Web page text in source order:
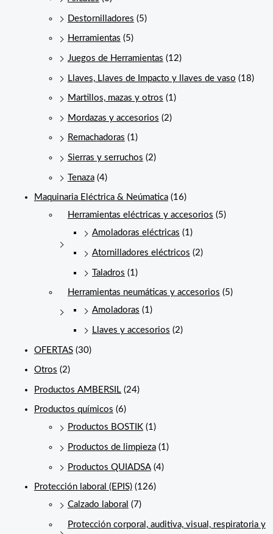
Destornilladores (5)
Herramientas (5)
Juegos de Herramientas (12)
Llaves, Llaves de Impacto y llaves de vaso (18)
Martillos, mazas y otros (1)
Mordazas y accesorios (2)
Remachadoras (1)
Sierras y serruchos (2)
Tenaza (4)
Maquinaria Eléctrica & Neúmatica (16)
Herramientas eléctricas y accesorios (5)
Amoladoras eléctricas (1)
Atornilladores eléctricos (2)
Taladros (1)
Herramientas neumáticas y accesorios (5)
Amoladoras (1)
Llaves y accesorios (2)
OFERTAS (30)
Otros (2)
Productos AMBERSIL (24)
Productos químicos (6)
Productos BOSTIK (1)
Productos de limpieza (1)
Productos QUIADSA (4)
Protección laboral (EPIS) (126)
Calzado laboral (7)
Protección corporal, auditiva, visual, respiratoria y